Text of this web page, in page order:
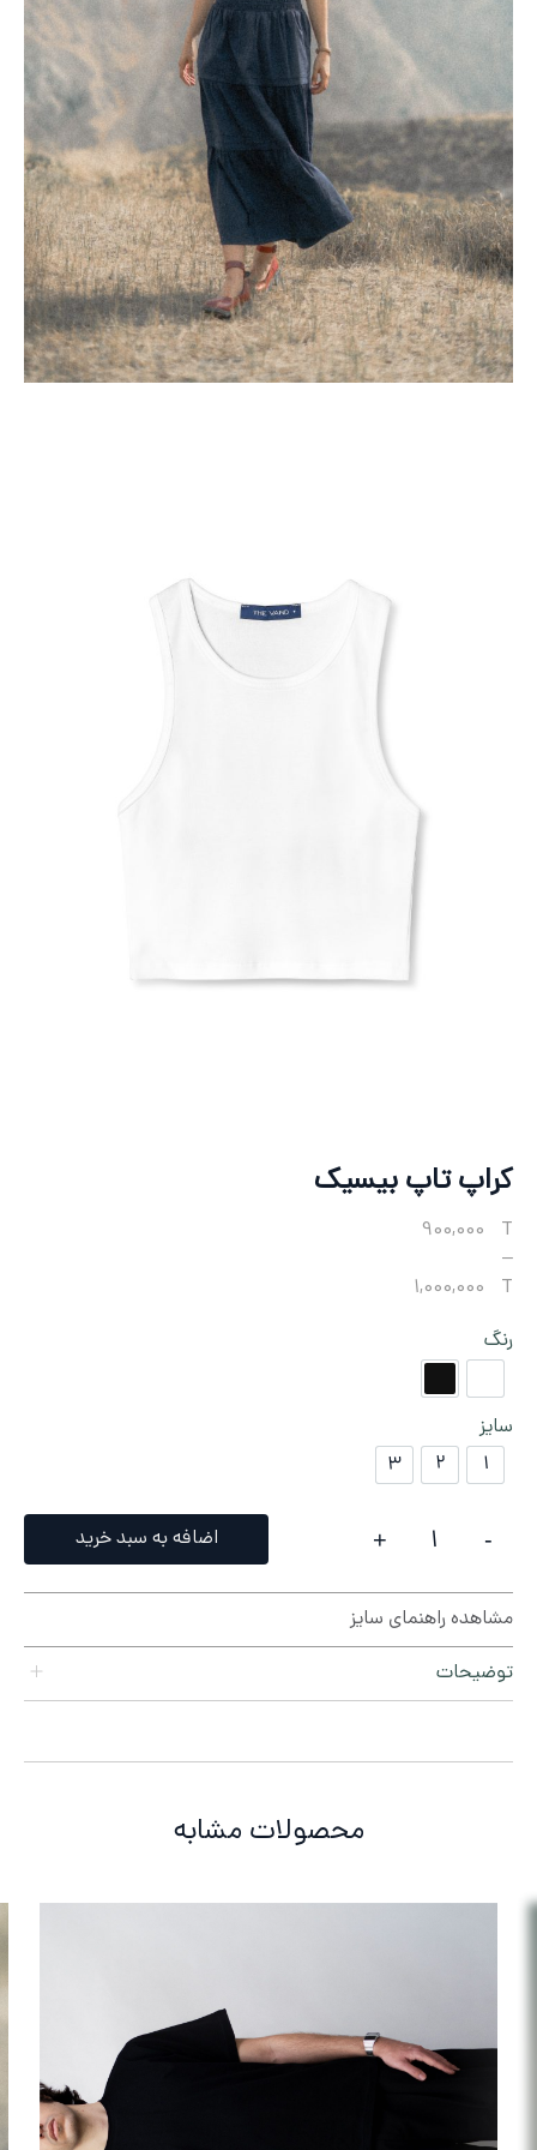
کراپ تاپ بیسیک
900,000
T
–
1,000,000
T
PRICE
RANGE:
900,000 T
1,000,000 T
رنگ
سفیدمشکی
سایز
۱۱ ۲۲ ۳۳
کراپ تاپ بیسیک QUANTITY -
+ اضافه به سبد خرید
مشاهده راهنمای سایز
توضیحات
محصولات مشابه